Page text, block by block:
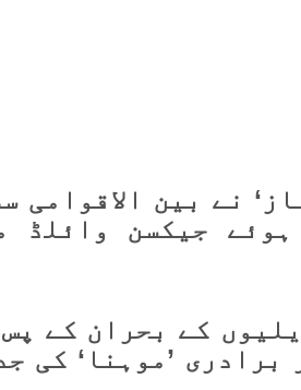
نے بین الاقوامی
جیکسن وائلڈ
کے بحران کے پس
’موہنا‘ کی